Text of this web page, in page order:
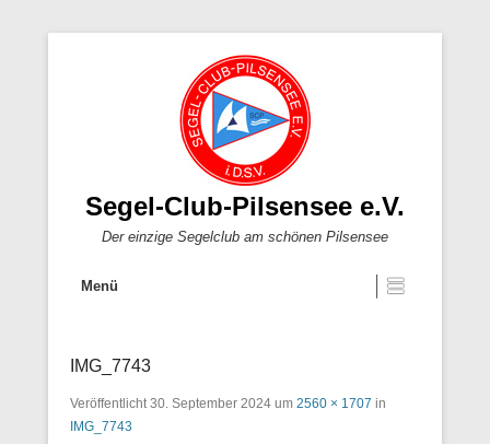
Segel-Club-Pilsensee e.V.
Der einzige Segelclub am schönen Pilsensee
Menü
IMG_7743
Veröffentlicht30. September 2024 um 2560 × 1707 in
IMG_7743